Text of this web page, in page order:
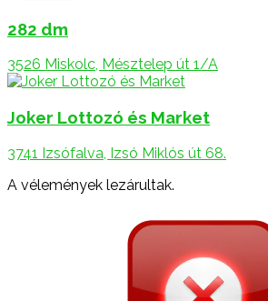
282 dm
3526 Miskolc, Mésztelep út 1/A
Joker Lottozó és Market
3741 Izsófalva, Izsó Miklós út 68.
A vélemények lezárultak.